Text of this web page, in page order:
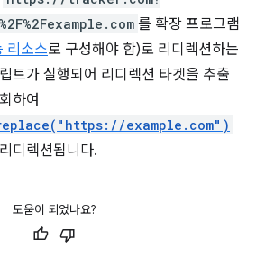
를 확장 프로그램
리소스로 구성해야 함)로 리디렉션하는
트가 실행되어 리디렉션 타겟을 추출
하여
example.com")
디렉션됩니다.
도움이 되었나요?